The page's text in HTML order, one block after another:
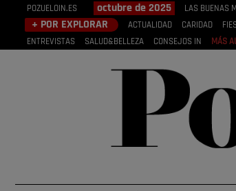
POZUELOIN.ES octubre de 2025 LAS BUENAS
+ POR EXPLORAR ACTUALIDAD CARIDAD
ENTREVISTAS
SALUD&BELLEZA CONSEJOS IN MÁS